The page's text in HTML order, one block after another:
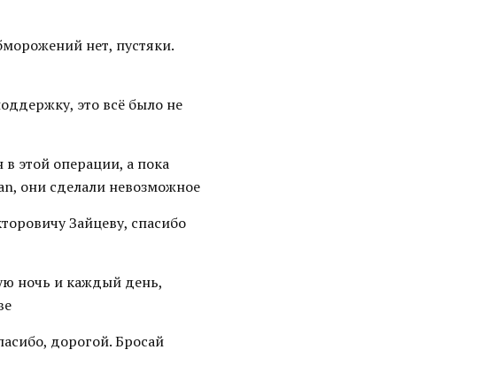
нет, пустяки.
это всё было не
этой операции, а пока
они сделали невозможное
Зайцеву, спасибо
ночь и каждый день,
дорогой. Бросай